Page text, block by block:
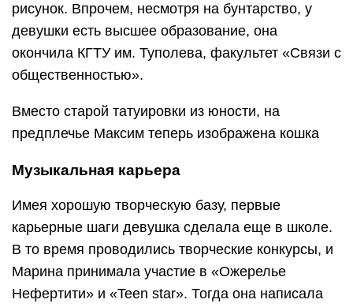
рисунок. Впрочем, несмотря на бунтарство, у
девушки есть высшее образование, она
окончила КГТУ им. Туполева, факультет «Связи с
общественностью».
Вместо старой татуировки из юности, на
предплечье Максим теперь изображена кошка
Музыкальная карьера
Имея хорошую творческую базу, первые
карьерные шаги девушка сделала еще в школе.
В то время проводились творческие конкурсы, и
Марина принимала участие в «Ожерелье
Нефертити» и «Teen star». Тогда она написала